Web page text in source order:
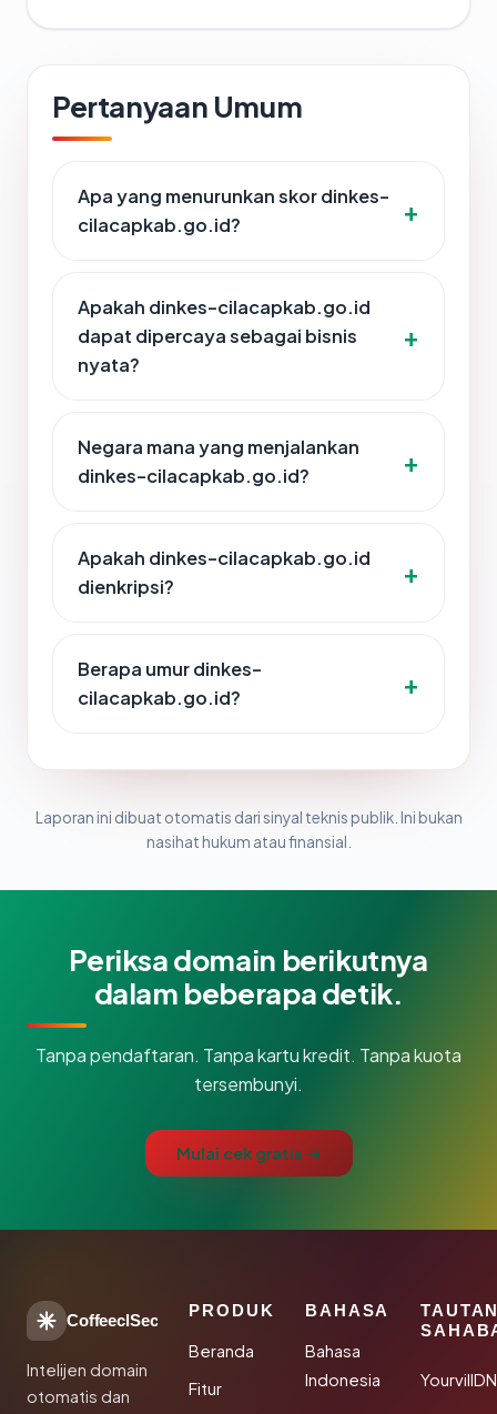
Pertanyaan Umum
Apa yang menurunkan skor dinkes-
cilacapkab.go.id?
Apakah dinkes-cilacapkab.go.id
dapat dipercaya sebagai bisnis
nyata?
Negara mana yang menjalankan
dinkes-cilacapkab.go.id?
Apakah dinkes-cilacapkab.go.id
dienkripsi?
Berapa umur dinkes-
cilacapkab.go.id?
Laporan ini dibuat otomatis dari sinyal teknis publik. Ini bukan
nasihat hukum atau finansial.
Periksa domain berikutnya
dalam beberapa detik.
Tanpa pendaftaran. Tanpa kartu kredit. Tanpa kuota
tersembunyi.
Mulai cek gratis →
CoffeeclSec
Intelijen domain
otomatis dan
PRODUK
Beranda
Fitur
BAHASA
Bahasa
Indonesia